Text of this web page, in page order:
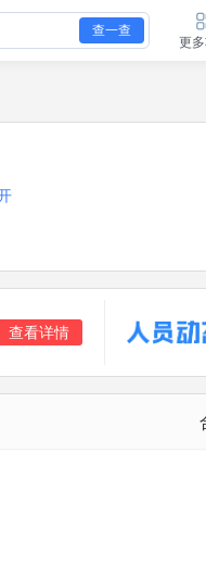
查一查
更
查看详情